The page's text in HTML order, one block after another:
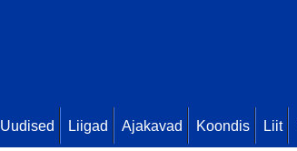
Uudised Liigad Ajakavad Koondis Liit